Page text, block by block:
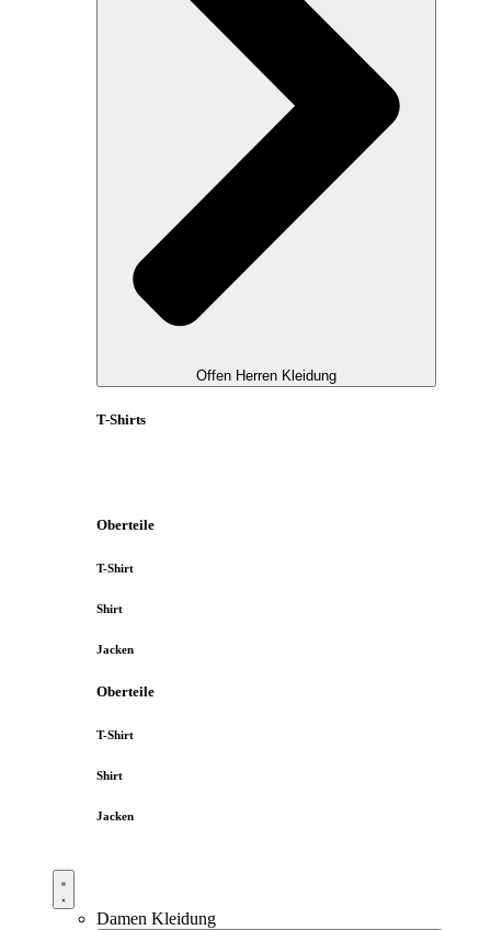
Offen Herren Kleidung
T-Shirts
Oberteile
T-Shirt
Shirt
Jacken
Oberteile
T-Shirt
Shirt
Jacken
Damen Kleidung